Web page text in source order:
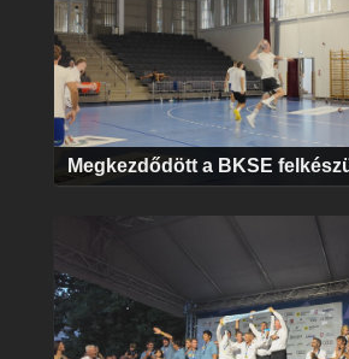
Megkezdődött a BKSE